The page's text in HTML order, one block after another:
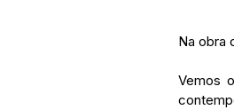
Na obra
Vemos